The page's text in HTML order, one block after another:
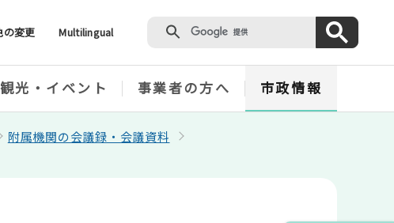
の変更 Multilingual
観光・イベント 事業者の方へ 市政情報
附属機関の会議録・会議資料